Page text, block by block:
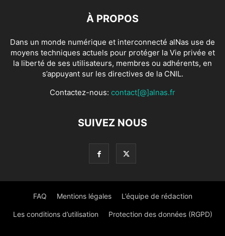
À PROPOS
Dans un monde numérique et interconnecté alNas use de
moyens techniques actuels pour protéger la Vie privée et
la liberté de ses utilisateurs, membres ou adhérents, en
s’appuyant sur les directives de la CNIL.
Contactez-nous: contact[@]alnas.fr
SUIVEZ NOUS
FAQ Mentions légales L’équipe de rédaction
Les conditions d’utilisation Protection des données (RGPD)